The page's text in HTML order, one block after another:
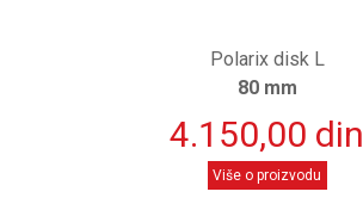
Polarix disk L
80 mm
4.150,00 din
Više o proizvodu